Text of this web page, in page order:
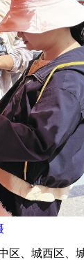
、城西区、